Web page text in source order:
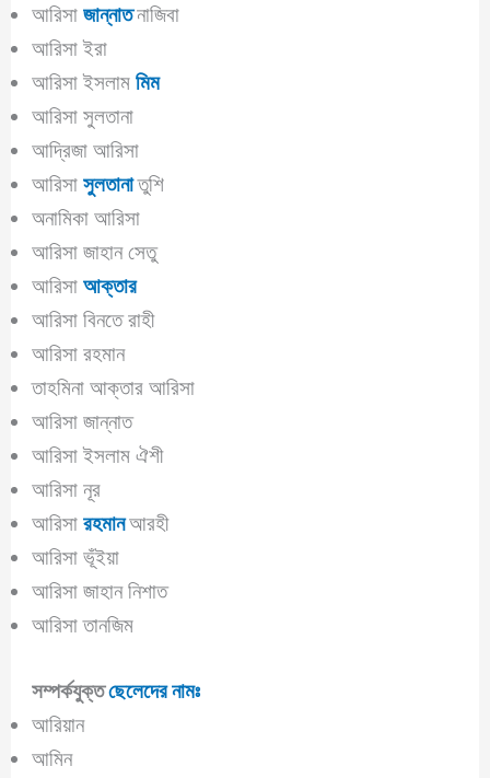
আরিসাজান্নাতনাজিবা
আরিসা ইরা
আরিসা ইসলামমিম
আরিসা সুলতানা
আদ্রিজা আরিসা
আরিসাসুলতানাতুশি
অনামিকা আরিসা
আরিসা জাহান সেতু
আরিসাআক্তার
আরিসা বিনতে রাহী
আরিসা রহমান
তাহমিনা আক্তার আরিসা
আরিসা জান্নাত
আরিসা ইসলাম ঐশী
আরিসা নূর
আরিসারহমানআরহী
আরিসা ভূঁইয়া
আরিসা জাহান নিশাত
আরিসা তানজিম
সম্পর্কযুক্তছেলেদের নামঃ
আরিয়ান
আমিন